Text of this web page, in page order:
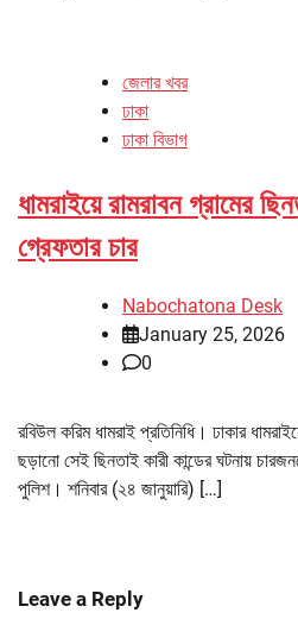
জেলার খবর
ঢাকা
ঢাকা বিভাগ
ধামরাইয়ে রামরাবন গ্রামের
গ্রেফতার চার
Nabochatona Desk
January 25, 2026
0
রবিউল করিম ধামরাই প্রতিনিধি। ঢাকার
ছড়ানো সেই ছিনতাই কারী কান্ডের ঘটনায়
পুলিশ। শনিবার (২৪ জানুয়ারি) […]
Leave a Reply